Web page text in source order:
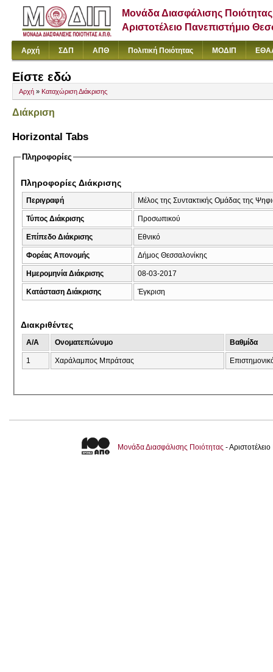
Μονάδα Διασφάλισης Ποιότητας
Αριστοτέλειο Πανεπιστήμιο
Αρχή ΣΔΠ ΑΠΘ Πολιτική Ποιότητας ΜΟΔΙΠ
Είστε εδώ
Αρχή » Καταχώριση Διάκρισης
Διάκριση
Horizontal Tabs
Πληροφορίες
Πληροφορίες Διάκρισης
Περιγραφή Μέλος της Συντακτικής Ομάδας της
Τύπος Διάκρισης Προσωπικού
Επίπεδο Διάκρισης Εθνικό
Φορέας Απονομής Δήμος Θεσσαλονίκης
Ημερομηνία Διάκρισης 08-03-2017
Κατάσταση Διάκρισης Έγκριση
Διακριθέντες
A/A Ονοματεπώνυμο Βαθμίδα
1 Χαράλαμπος Μπράτσας
Μονάδα Διασφάλισης Ποιότητας -